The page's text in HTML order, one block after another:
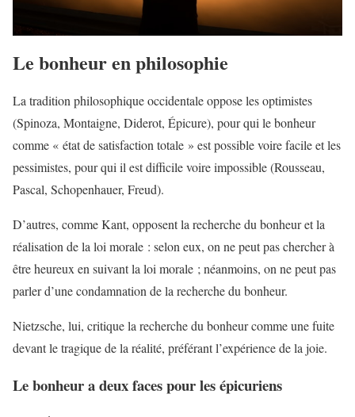
Le bonheur en philosophie
La tradition philosophique occidentale oppose les optimistes
(Spinoza, Montaigne, Diderot, Épicure), pour qui le bonheur
comme « état de satisfaction totale » est possible voire facile et les
pessimistes, pour qui il est difficile voire impossible (Rousseau,
Pascal, Schopenhauer, Freud).
D’autres, comme Kant, opposent la recherche du bonheur et la
réalisation de la loi morale : selon eux, on ne peut pas chercher à
être heureux en suivant la loi morale ; néanmoins, on ne peut pas
parler d’une condamnation de la recherche du bonheur.
Nietzsche, lui, critique la recherche du bonheur comme une fuite
devant le tragique de la réalité, préférant l’expérience de la joie.
Le bonheur a deux faces pour les épicuriens